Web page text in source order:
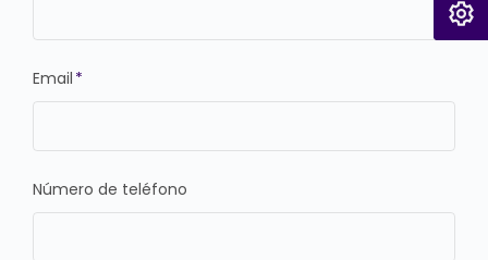
Email *
Número de teléfono